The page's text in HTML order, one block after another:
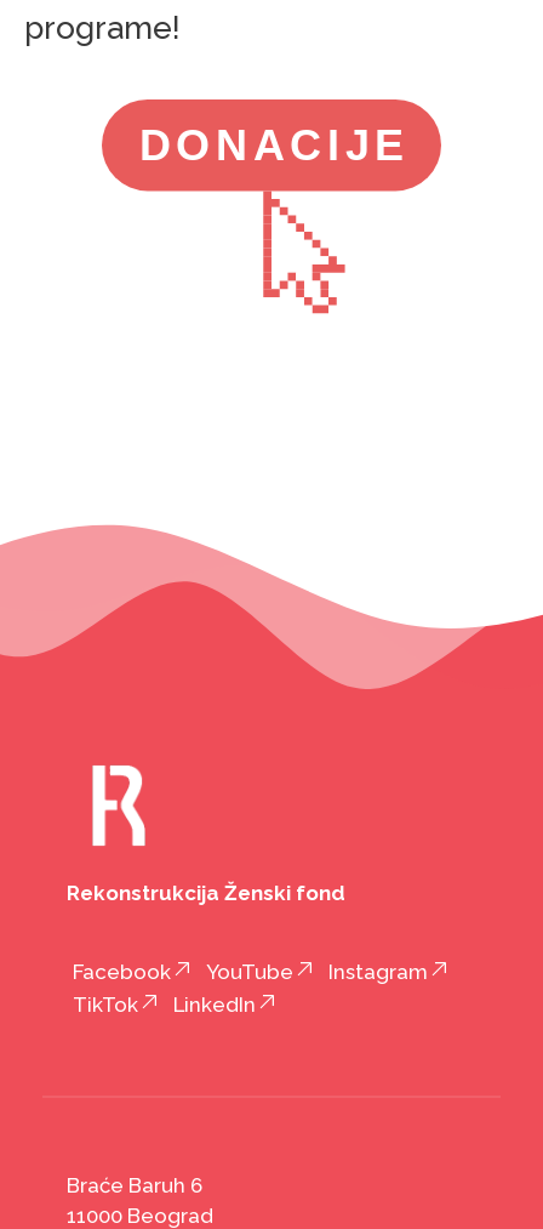
programe!
Rekonstrukcija Ženski fond
Facebook YouTube
Instagram
TikTok
LinkedIn
Braće Baruh 6
11000 Beograd